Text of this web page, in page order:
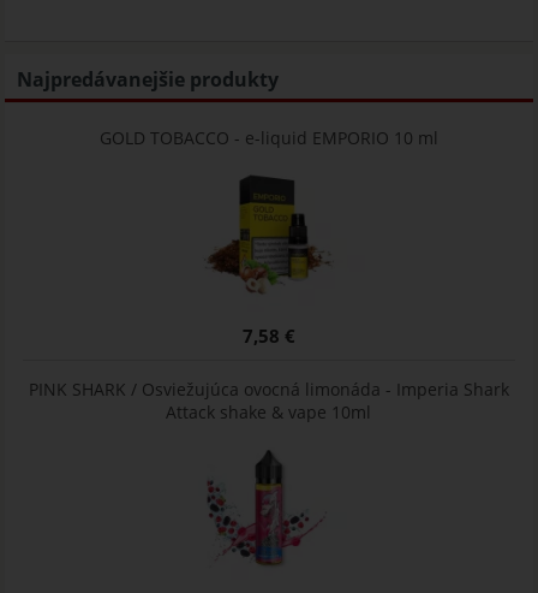
Najpredávanejšie produkty
GOLD TOBACCO - e-liquid EMPORIO 10 ml
7,58 €
PINK SHARK / Osviežujúca ovocná limonáda - Imperia Shark
Attack shake & vape 10ml